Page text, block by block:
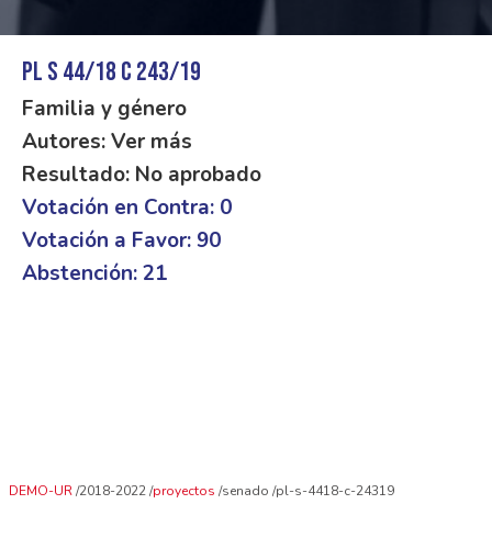
PL S 44/18 C 243/19
Familia y género
Autores: Ver más
Resultado: No aprobado
Votación en Contra: 0
Votación a Favor: 90
Abstención: 21
DEMO-UR 2018-2022 proyectos senado pl-s-4418-c-24319